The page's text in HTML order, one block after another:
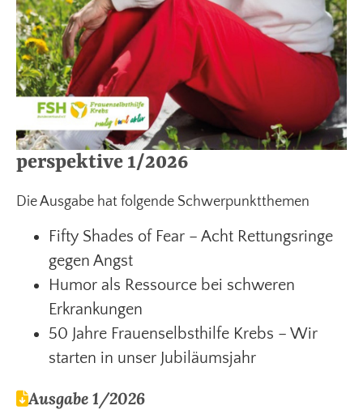
perspektive 1/2026
Die Ausgabe hat folgende Schwerpunktthemen
Fifty Shades of Fear – Acht Rettungsringe
gegen Angst
Humor als Ressource bei schweren
Erkrankungen
50 Jahre Frauenselbsthilfe Krebs – Wir
starten in unser Jubiläumsjahr
Ausgabe 1/2026